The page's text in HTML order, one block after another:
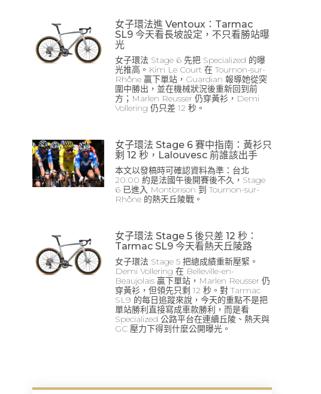
女子環法進 Ventoux：Tarmac
SL9 今天看長坡設定，不只看勝站曝
光
女子環法 Stage 6 先把 Specialized 的曝
光推高。Kim Le Court 在 Tournon-sur-
Rhône 贏下單站，Guardian 報導她從突
圍中勝出，並在機械狀況後重新回到前
方；Marlen Reusser 仍穿黃衫，Demi
Vollering 仍只差 12 秒。
女子環法 Stage 6 賽中指南：黃衫只
剩 12 秒，Lalouvesc 前誰該出手
本文以發稿時可確認資料為準：台北
20:00 約是法國午後開賽後不久，Stage
6 已進入 Montbrison 到 Tournon-sur-
Rhône 的熱天丘陵戰。
女子環法 Stage 5 後只差 12 秒：
Tarmac SL9 今天看熱天丘陵路
女子環法 Stage 5 把總成績重新壓緊。
Demi Vollering 在 Belleville-en-
Beaujolais 贏下單站，Marlen Reusser 仍
穿黃衫，但領先只剩 12 秒。對 Tarmac
SL9 的每日追蹤來說，今天的重點不是把
單站勝利直接寫成車款勝利，而是看
Specialized 公路平台在連續丘陵、熱天與
GC 壓力下得到什麼公開曝光。